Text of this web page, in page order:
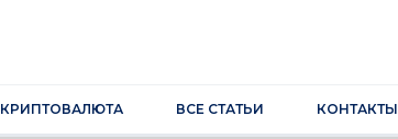
КРИПТОВАЛЮТА ВСЕ СТАТЬИ КОНТАКТЫ